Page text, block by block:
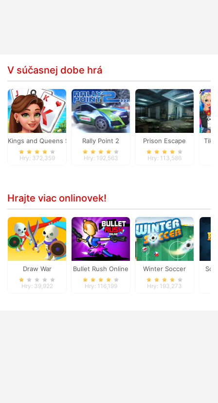
V súčasnej dobe hrá
Kings and Queens Solitaire Tripeaks
Hry: 372,359
Rally Point 2
Hry: 192,563
Prison Escape
Hry: 113,586
Tik
Hrajte viac onlinovek!
Draw War
Hry: 39,922
Bullet Rush Online
Hry: 116,199
Winter Soccer
Hry: 193,273